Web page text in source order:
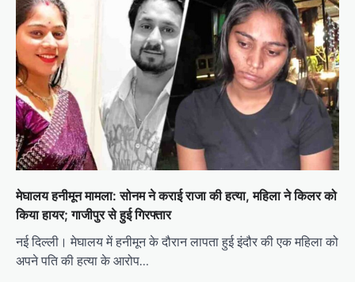
मेघालय हनीमून मामला: सोनम ने कराई राजा की हत्या, महिला ने किलर को
किया हायर; गाजीपुर से हुई गिरफ्तार
नई दिल्ली। मेघालय में हनीमून के दौरान लापता हुई इंदौर की एक महिला को
अपने पति की हत्या के आरोप…